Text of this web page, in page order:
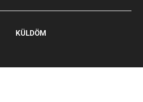
KÜLDÖM